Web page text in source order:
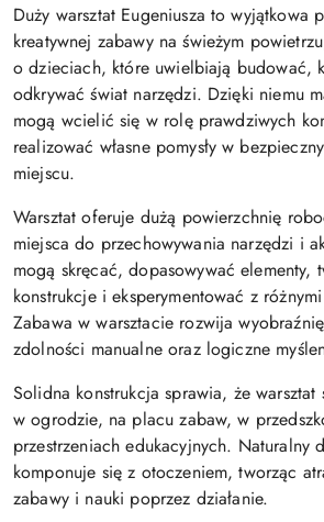
Duży warsztat Eugeniusza to wyjątkowa
kreatywnej zabawy na świeżym
o dzieciach, które uwielbiają budować,
odkrywać świat narzędzi. Dzięki niemu
mogą wcielić się w rolę prawdziwych
realizować własne pomysły w
miejscu.
Warsztat oferuje dużą powierzchnię
miejsca do przechowywania narzędzi i
mogą skręcać, dopasowywać elementy,
konstrukcje i eksperymentować z
Zabawa w warsztacie rozwija
zdolności manualne oraz logiczne
Solidna konstrukcja sprawia, że
w ogrodzie, na placu zabaw, w
przestrzeniach edukacyjnych. Naturalny
komponuje się z otoczeniem, tworząc
zabawy i nauki poprzez działanie.